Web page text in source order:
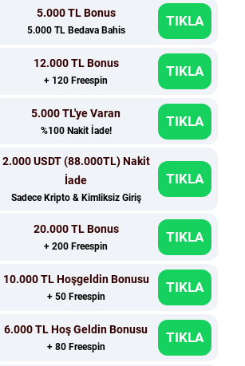
5.000 TL Bonus
5.000 TL Bedava Bahis
TIKLA
12.000 TL Bonus
+ 120 Freespin
TIKLA
5.000 TL'ye Varan
%100 Nakit İade!
TIKLA
2.000 USDT (88.000TL) Nakit
İade
Sadece Kripto & Kimliksiz Giriş
TIKLA
20.000 TL Bonus
+ 200 Freespin
TIKLA
10.000 TL Hoşgeldin Bonusu
+ 50 Freespin
TIKLA
6.000 TL Hoş Geldin Bonusu
+ 80 Freespin
TIKLA